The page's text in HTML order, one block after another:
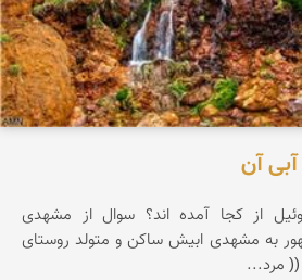
آن
از کجا آمده اند؟ سوال از مشهدی
به مشهدی ابیش ساکن و متولد روستای